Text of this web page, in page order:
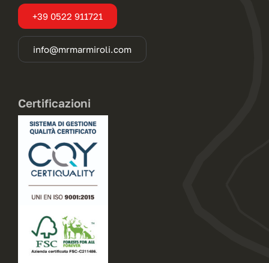
+39 0522 911721
info@mrmarmiroli.com
Certificazioni